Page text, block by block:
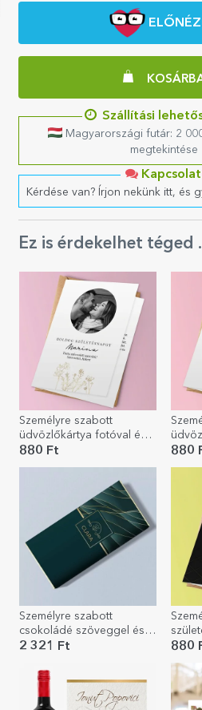
Szállítási
Magyarországi futár: 2
megtekintése
Kapcsolat
Kérdése van? Írjon nekünk itt, és
Ez is érdekelhet téged
Személyre szabott
üdvözlőkártya fotóval és
szöveggel - Elegance
880 Ft 880
Személyre szabott
csokoládé szöveggel és
üzenettel - Arany
2 321 Ft 880